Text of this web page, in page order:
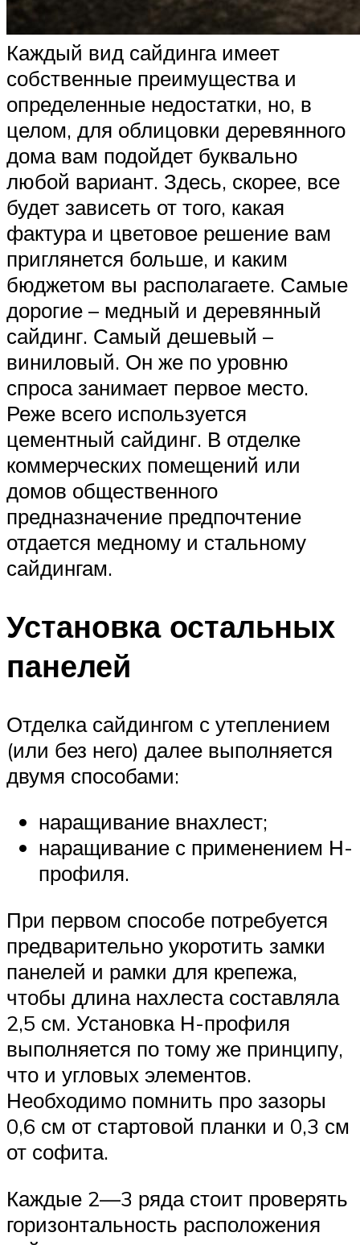
Каждый вид сайдинга имеет
собственные преимущества и
определенные недостатки, но, в
целом, для облицовки деревянного
дома вам подойдет буквально
любой вариант. Здесь, скорее, все
будет зависеть от того, какая
фактура и цветовое решение вам
приглянется больше, и каким
бюджетом вы располагаете. Самые
дорогие – медный и деревянный
сайдинг. Самый дешевый –
виниловый. Он же по уровню
спроса занимает первое место.
Реже всего используется
цементный сайдинг. В отделке
коммерческих помещений или
домов общественного
предназначение предпочтение
отдается медному и стальному
сайдингам.
Установка остальных
панелей
Отделка сайдингом с утеплением
(или без него) далее выполняется
двумя способами:
наращивание внахлест;
наращивание с применением Н-
профиля.
При первом способе потребуется
предварительно укоротить замки
панелей и рамки для крепежа,
чтобы длина нахлеста составляла
2,5 см. Установка Н-профиля
выполняется по тому же принципу,
что и угловых элементов.
Необходимо помнить про зазоры
0,6 см от стартовой планки и 0,3 см
от софита.
Каждые 2—3 ряда стоит проверять
горизонтальность расположения